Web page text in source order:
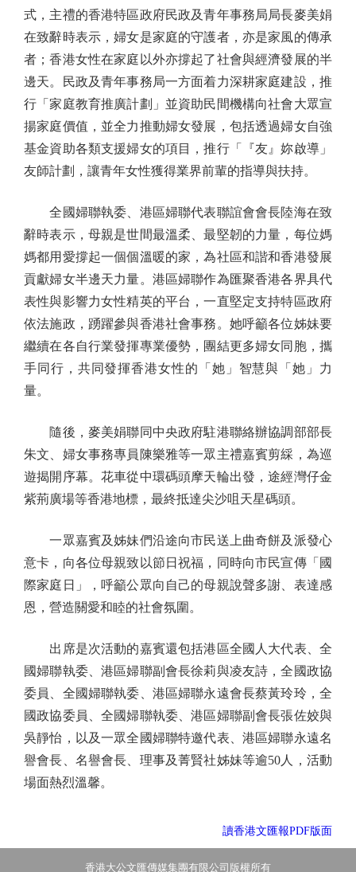
式，主禮的香港特區政府民政及青年事務局局長麥美娟
在致辭時表示，婦女是家庭的守護者，亦是家風的傳承
者；香港女性在家庭以外亦撐起了社會與經濟發展的半
邊天。民政及青年事務局一方面着力深耕家庭建設，推
行「家庭教育推廣計劃」並資助民間機構向社會大眾宣
揚家庭價值，並全力推動婦女發展，包括透過婦女自強
基金資助各類支援婦女的項目，推行「『友』妳啟導」
友師計劃，讓青年女性獲得業界前輩的指導與扶持。
全國婦聯執委、港區婦聯代表聯誼會會長陸海在致
辭時表示，母親是世間最溫柔、最堅韌的力量，每位媽
媽都用愛撐起一個個溫暖的家，為社區和諧和香港發展
貢獻婦女半邊天力量。港區婦聯作為匯聚香港各界具代
表性與影響力女性精英的平台，一直堅定支持特區政府
依法施政，踴躍參與香港社會事務。她呼籲各位姊妹要
繼續在各自行業發揮專業優勢，團結更多婦女同胞，攜
手同行，共同發揮香港女性的「她」智慧與「她」力
量。
隨後，麥美娟聯同中央政府駐港聯絡辦協調部部長
朱文、婦女事務專員陳樂雅等一眾主禮嘉賓剪綵，為巡
遊揭開序幕。花車從中環碼頭摩天輪出發，途經灣仔金
紫荊廣場等香港地標，最終抵達尖沙咀天星碼頭。
一眾嘉賓及姊妹們沿途向市民送上曲奇餅及派發心
意卡，向各位母親致以節日祝福，同時向市民宣傳「國
際家庭日」，呼籲公眾向自己的母親說聲多謝、表達感
恩，營造關愛和睦的社會氛圍。
出席是次活動的嘉賓還包括港區全國人大代表、全
國婦聯執委、港區婦聯副會長徐莉與凌友詩，全國政協
委員、全國婦聯執委、港區婦聯永遠會長蔡黃玲玲，全
國政協委員、全國婦聯執委、港區婦聯副會長張佐姣與
吳靜怡，以及一眾全國婦聯特邀代表、港區婦聯永遠名
譽會長、名譽會長、理事及菁賢社姊妹等逾50人，活動
場面熱烈溫馨。
讀香港文匯報PDF版面
香港大公文匯傳媒集團有限公司版權所有